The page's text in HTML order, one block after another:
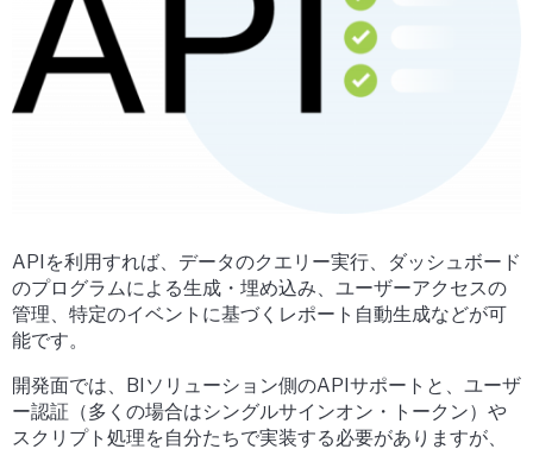
APIを利用すれば、データのクエリー実行、ダッシュボード
のプログラムによる生成・埋め込み、ユーザーアクセスの
管理、特定のイベントに基づくレポート自動生成などが可
能です。
開発面では、BIソリューション側のAPIサポートと、ユーザ
ー認証（多くの場合はシングルサインオン・トークン）や
スクリプト処理を自分たちで実装する必要がありますが、